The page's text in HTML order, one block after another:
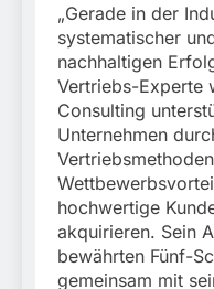
„Gerade in der
systematischer
nachhaltigen
Vertriebs-Experte
Consulting
Unternehmen
hochwertige
akquirieren. Sein
bewährten Fünf-
gemeinsam mit